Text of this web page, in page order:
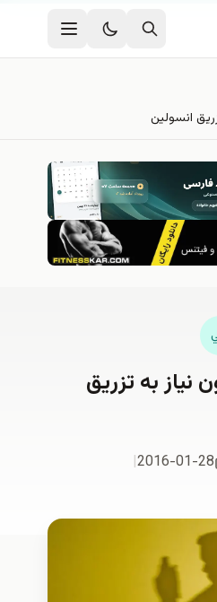
انسولین
نیاز به تزریق
2016-01-28
|